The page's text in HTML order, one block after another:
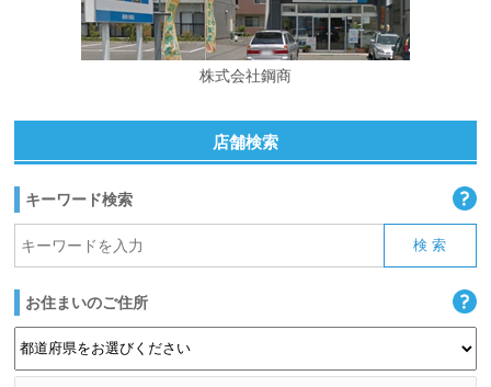
株式会社鋼商
店舗検索
キーワード検索
お住まいのご住所